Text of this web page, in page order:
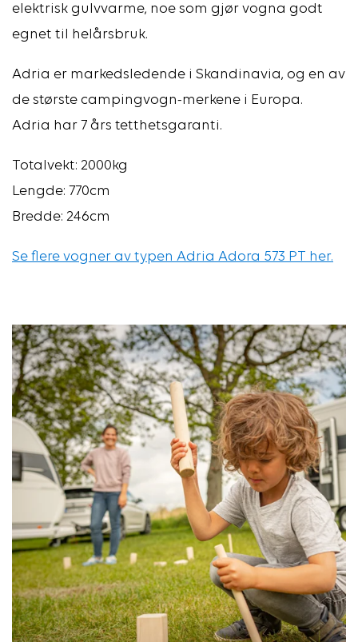
elektrisk gulvvarme, noe som gjør vogna godt
egnet til helårsbruk.
Adria er markedsledende i Skandinavia, og en av
de største campingvogn-merkene i Europa.
Adria har 7 års tetthetsgaranti.
Totalvekt: 2000kg
Lengde: 770cm
Bredde: 246cm
Se flere vogner av typen Adria Adora 573 PT her.